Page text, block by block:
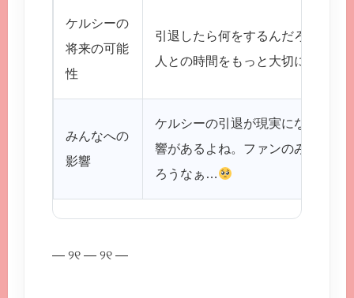
ケルシーの
将来の可能
性
引退したら何をするんだろう？コ
人との時間をもっと大切にするの
みんなへの
影響
ケルシーの引退が現実になったら
響があるよね。ファンのみんなも
ろうなぁ…
— ୨୧ — ୨୧ —